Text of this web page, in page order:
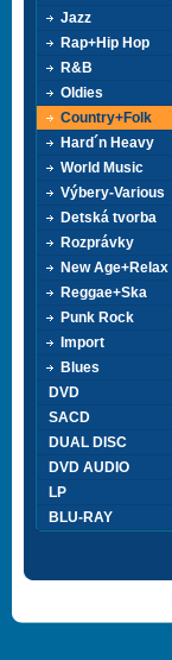
Jazz
Rap+Hip Hop
R&B
Oldies
Country+Folk
Hard´n Heavy
World Music
Výbery-Various
Detská tvorba
Rozprávky
New Age+Relax
Reggae+Ska
Punk Rock
Import
Blues
DVD
SACD
DUAL DISC
DVD AUDIO
LP
BLU-RAY